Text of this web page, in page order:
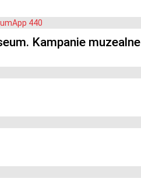
Kampanie muzealne